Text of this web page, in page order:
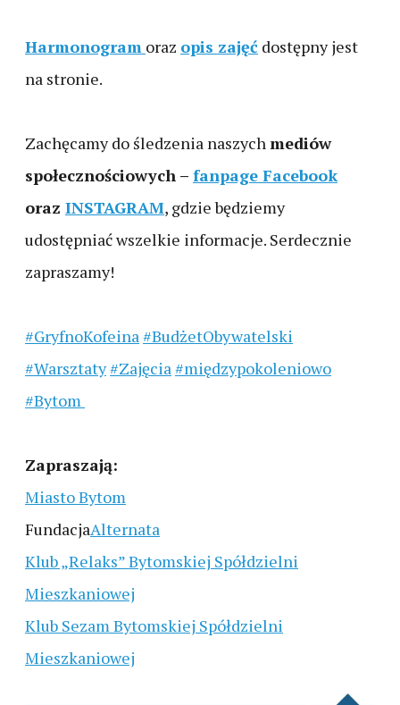
Harmonogram oraz opis zajęć dostępny jest
na stronie.
Zachęcamy do śledzenia naszychmediów
społecznościowych – fanpage Facebook
oraz INSTAGRAM, gdzie będziemy
udostępniać wszelkie informacje. Serdecznie
zapraszamy!
#GryfnoKofeina#BudżetObywatelski
#Warsztaty#Zajęcia#międzypokoleniowo
#Bytom
Zapraszają:
Miasto Bytom
FundacjaAlternata
Klub „Relaks” Bytomskiej Spółdzielni
Mieszkaniowej
Klub Sezam Bytomskiej Spółdzielni
Mieszkaniowej